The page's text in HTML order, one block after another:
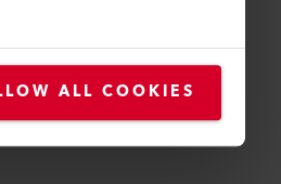
ALL COOKIES